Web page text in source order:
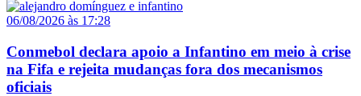
06/08/2026 às 17:28
Conmebol declara apoio a Infantino em meio à crise
na Fifa e rejeita mudanças fora dos mecanismos
oficiais